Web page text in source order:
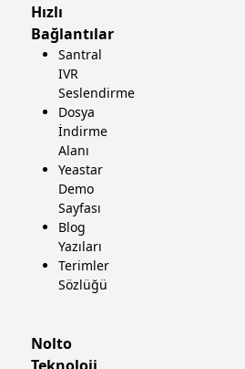
Hızlı
Bağlantılar
Santral
IVR
Seslendirme
Dosya
İndirme
Alanı
Yeastar
Demo
Sayfası
Blog
Yazıları
Terimler
Sözlüğü
Nolto
Teknoloji